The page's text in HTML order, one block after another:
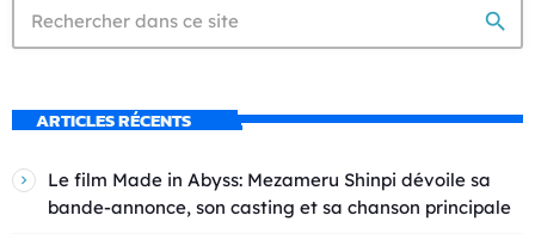
search
ARTICLES RÉCENTS
Le film Made in Abyss: Mezameru Shinpi dévoile sa
bande-annonce, son casting et sa chanson principale